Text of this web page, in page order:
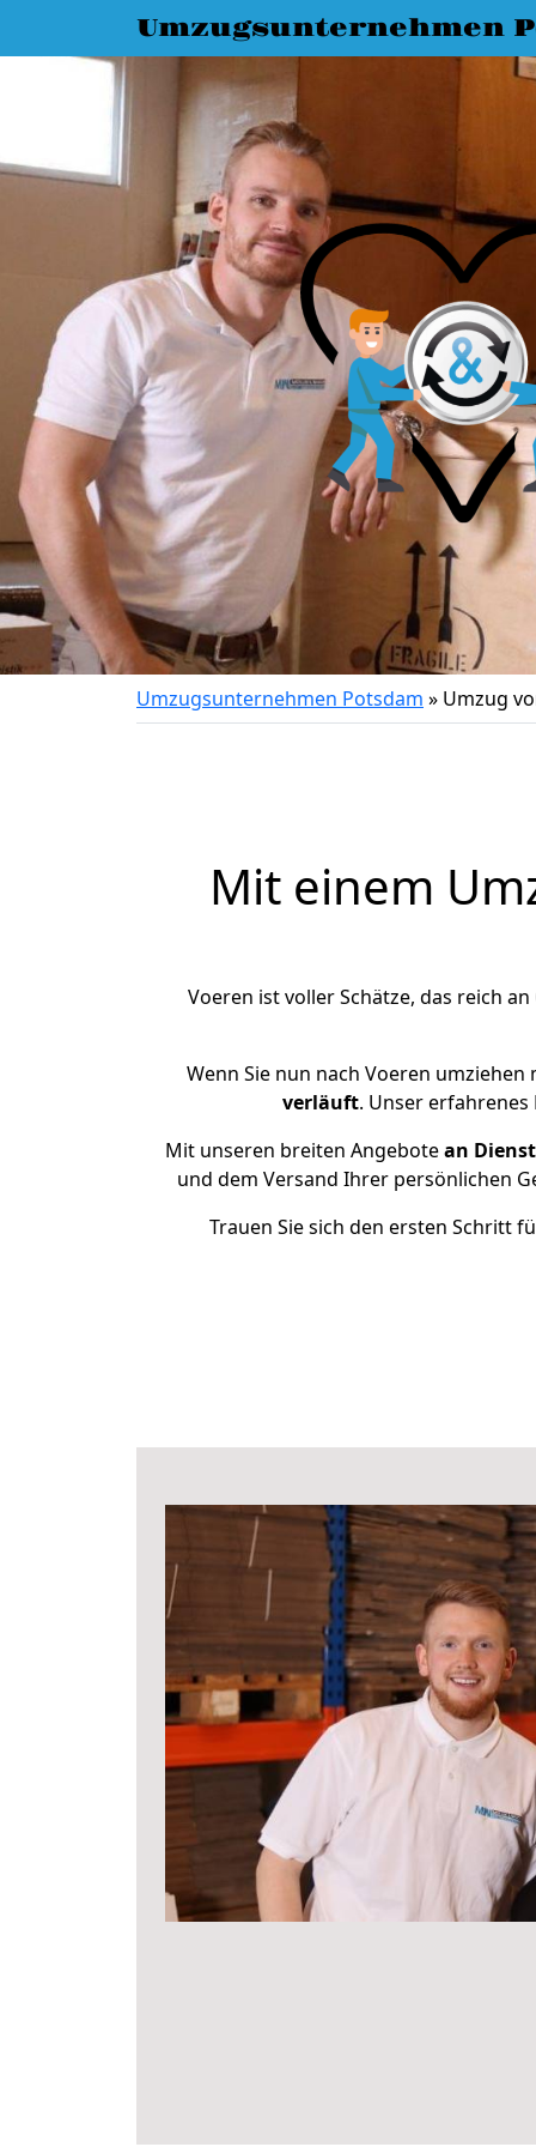
Umzugsunternehmen
Umzugsunternehmen Potsdam » Umzug
Mit einem
Voeren ist voller Schätze, das reich
Wenn Sie nun nach Voeren
verläuft. Unser
Mit unseren breiten Angebotean
und dem Versand Ihrer persönlichen
Trauen Sie sich den ersten Schritt